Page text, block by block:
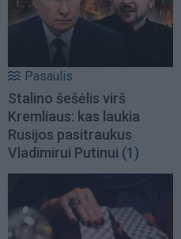
Pasaulis
Stalino šešėlis virš
Kremliaus: kas laukia
Rusijos pasitraukus
Vladimirui Putinui (1)